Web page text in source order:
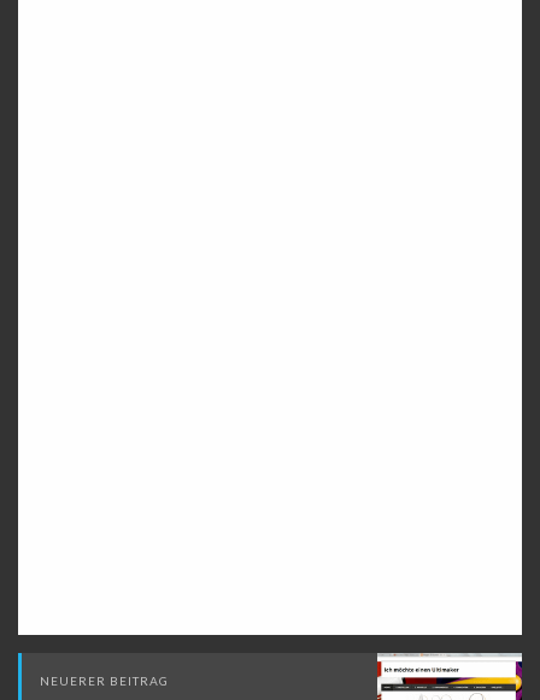
Beitragsnavigation
NEUERER BEITRAG